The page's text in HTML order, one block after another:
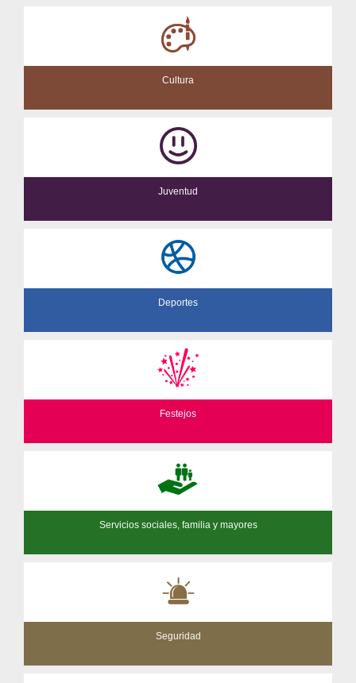
Cultura
Juventud
Deportes
Festejos
Servicios sociales, familia y mayores
Seguridad